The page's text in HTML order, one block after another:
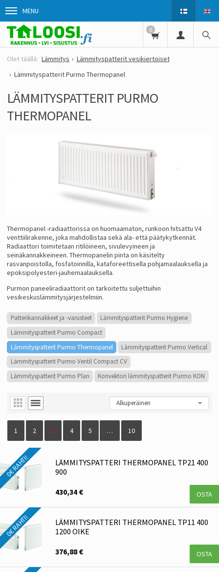
MENU
0
Lämmitys
Lämmityspatterit vesikiertoiset
Lämmityspatterit Purmo Thermopanel
LÄMMITYSPATTERIT PURMO
THERMOPANEL
Thermopanel -radiaattorissa on huomaamaton, runkoon hitsattu V4
venttiilirakenne, joka mahdollistaa sekä ala- että päätykytkennät.
Radiaattori toimitetaan ritilöineen, sivulevyineen ja
seinäkannakkeineen. Thermopanelin pinta on käsitelty
rasvanpoistolla, fosfatoinnilla, kataforeettisella pohjamaalauksella ja
epoksipolyesteri-jauhemaalauksella.
Purmon paneeliradiaattorit on tarkoitettu suljettuihin
vesikeskuslämmitysjärjestelmiin.
Patterikannakkeet ja -varusteet
Lämmityspatterit Purmo Hygiene
Lämmityspatterit Purmo Compact
Lämmityspatterit Purmo Thermopanel
Lämmityspatterit Purmo Vertical
Lämmityspatterit Purmo Ventil Compact CV
Lämmityspatterit Purmo Plan
Konvektori lämmityspatterit Purmo KON
1 2 3 4 5 … 10
0€ RAHTI!
LÄMMITYSPATTERI THERMOPANEL TP21 400
900
430,34 € OSTA
0€ RAHTI!
LÄMMITYSPATTERI THERMOPANEL TP11 400
1200 OIKE
376,88 € OSTA